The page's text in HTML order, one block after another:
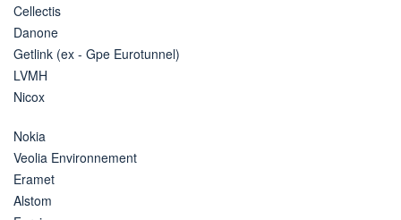
Cellectis
Danone
Getlink (ex - Gpe Eurotunnel)
LVMH
Nicox
Nokia
Veolia Environnement
Eramet
Alstom